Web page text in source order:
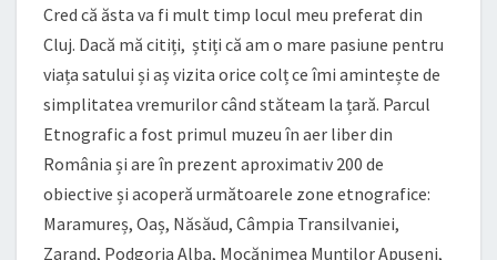
Cred că ăsta va fi mult timp locul meu preferat din
Cluj. Dacă mă citiți, știți că am o mare pasiune pentru
viața satului și aș vizita orice colț ce îmi amintește de
simplitatea vremurilor când stăteam la țară. Parcul
Etnografic a fost primul muzeu în aer liber din
România și are în prezent aproximativ 200 de
obiective și acoperă următoarele zone etnografice:
Maramureș, Oaș, Năsăud, Câmpia Transilvaniei,
Zarand, Podgoria Alba, Mocănimea Munților Apuseni,